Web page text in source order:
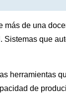
de una
que
herramientas
de